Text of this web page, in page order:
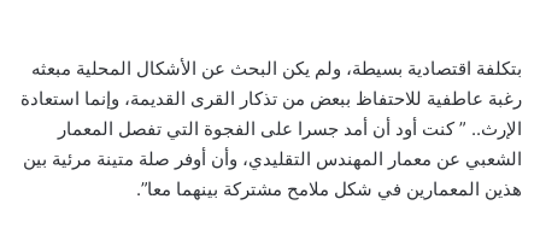
بتكلفة اقتصادية بسيطة، ولم يكن البحث عن الأشكال المحلية مبعثه
رغبة عاطفية للاحتفاظ ببعض من تذكار القرى القديمة، وإنما استعادة
الإرث.. ” كنت أود أن أمد جسرا على الفجوة التي تفصل المعمار
الشعبي عن معمار المهندس التقليدي، وأن أوفر صلة متينة مرئية بين
هذين المعمارين في شكل ملامح مشتركة بينهما معا”.